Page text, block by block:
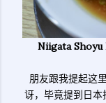
Niigata
朋友跟我提起这
讶，毕竟提到日